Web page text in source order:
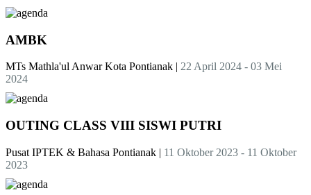
AMBK
MTs Mathla'ul Anwar Kota Pontianak | 22 April 2024 - 03 Mei
2024
OUTING CLASS VIII SISWI PUTRI
Pusat IPTEK & Bahasa Pontianak | 11 Oktober 2023 - 11 Oktober
2023